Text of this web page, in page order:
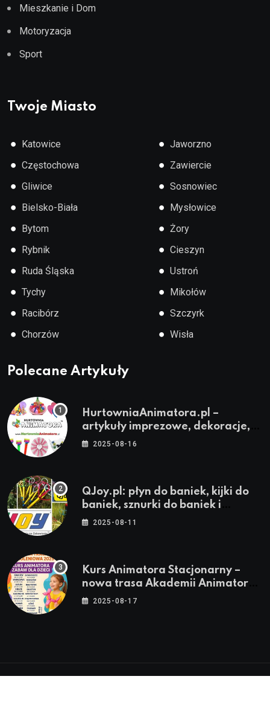
Mieszkanie i Dom
Motoryzacja
Sport
Twoje Miasto
● Katowice
● Częstochowa
● Gliwice
● Bielsko-Biała
● Bytom
● Rybnik
● Ruda Śląska
● Tychy
● Racibórz
● Chorzów
● Jaworzno
● Zawiercie
● Sosnowiec
● Mysłowice
● Żory
● Cieszyn
● Ustroń
● Mikołów
● Szczyrk
● Wisła
Polecane Artykuły
HurtowniaAnimatora.pl –
artykuły imprezowe, dekoracje,
stroje i akcesoria dla animatorów
2025-08-16
QJoy.pl: płyn do baniek, kijki do
baniek, sznurki do baniek i
zestawy do baniek
2025-08-11
Kurs Animatora Stacjonarny –
nowa trasa Akademii Animatora
– jesień 2025
2025-08-17